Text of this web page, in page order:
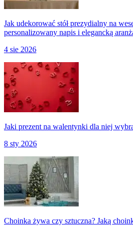
Jak udekorować stół prezydialny na
personalizowany napis i elegancką
4 sie 2026
Jaki prezent na walentynki dla niej
8 sty 2026
Choinka żywa czy sztuczna? Jaką